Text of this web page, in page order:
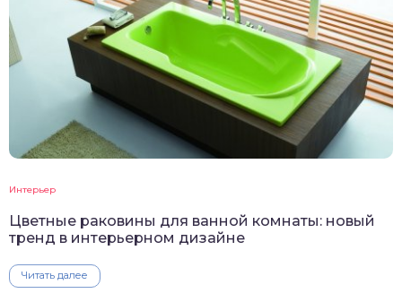
Интерьер
Цветные раковины для ванной комнаты: новый
тренд в интерьерном дизайне
Читать далее